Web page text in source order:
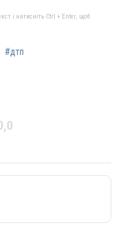
і натисніть Ctrl + Enter, щоб
#дтп